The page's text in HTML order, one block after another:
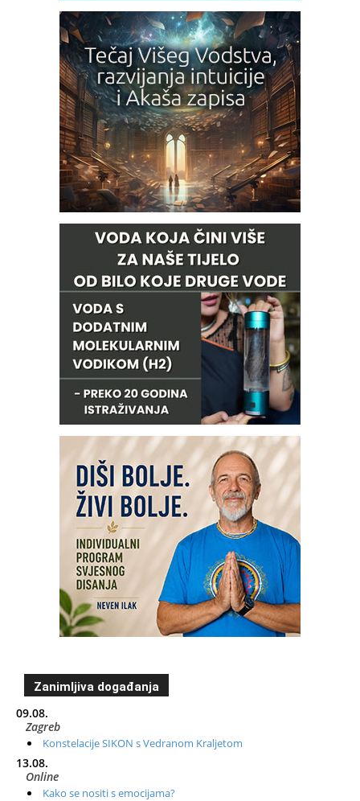
Zanimljiva događanja
09.08.
Zagreb
Konstelacije SIKON s Vedranom Kraljetom
13.08.
Online
Kako se nositi s emocijama?